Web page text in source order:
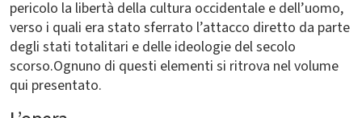
pericolo la libertà della cultura occidentale e dell’uomo,
verso i quali era stato sferrato l’attacco diretto da parte
degli stati totalitari e delle ideologie del secolo
scorso.Ognuno di questi elementi si ritrova nel volume
qui presentato.